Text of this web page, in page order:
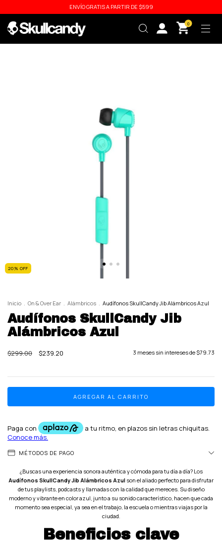
ENVÍO GRATIS A PARTIR DE $599
0
20% OFF
Inicio . On & Over Ear . Alámbricos . Audífonos SkullCandy Jib Alámbricos Azul
Audífonos SkullCandy Jib
Alámbricos Azul
$299.00 $239.20 3 meses sin intereses de $79.73
MÉTODOS DE PAGO
¿Buscas una experiencia sonora auténtica y cómoda para tu día a día? Los
Audífonos SkullCandy Jib Alámbricos Azul son el aliado perfecto para disfrutar
de tus playlists, podcasts y llamadas con la calidad que mereces. Su diseño
moderno y vibrante en color azul, junto a su sonido característico, hacen que cada
momento sea especial, ya sea en el trabajo, la escuela o mientras viajas por la
ciudad.
Beneficios clave